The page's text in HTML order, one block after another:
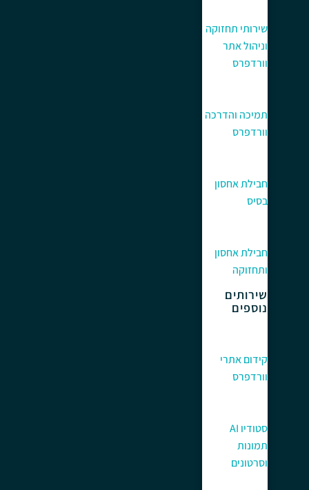
שירותי תחזוקה
וניהול אתר
וורדפרס
תמיכה והדרכה
וורדפרס
חבילת אחסון
בסיס
חבילת אחסון
ותחזוקה
שירותים
נוספים
קידום אתרי
וורדפרס
סטודיו AI
תמונות
וסרטונים